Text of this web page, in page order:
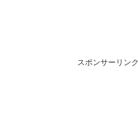
スポンサーリンク